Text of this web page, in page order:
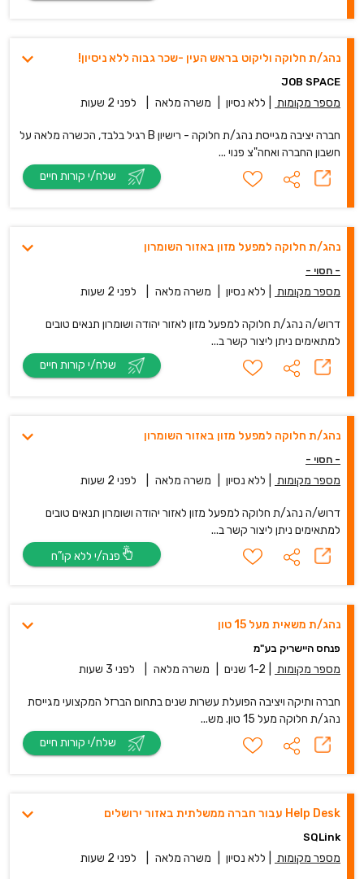
נהג/ת חלוקה וליקוט בראש העין -שכר גבוה ללא ניסיון!
JOB SPACE
מספר מקומות ללא נסיון משרה מלאה לפני 2 שעות
חברה יציבה מגייסת נהג/ת חלוקה - רישיון B רגיל בלבד, הכשרה מלאה על
חשבון החברה ואחה"צ פנוי ...
נהג/ת חלוקה למפעל מזון באזור השומרון
- חסוי -
מספר מקומות ללא נסיון משרה מלאה לפני 2 שעות
דרוש/ה נהג/ת חלוקה למפעל מזון לאזור יהודה ושומרון תנאים טובים
למתאימים ניתן ליצור קשר ב...
נהג/ת חלוקה למפעל מזון באזור השומרון
- חסוי -
מספר מקומות ללא נסיון משרה מלאה לפני 2 שעות
דרוש/ה נהג/ת חלוקה למפעל מזון לאזור יהודה ושומרון תנאים טובים
למתאימים ניתן ליצור קשר ב...
נהג/ת משאית מעל 15 טון
פנחס היישריק בע"מ
מספר מקומות 1-2 שנים משרה מלאה לפני 3 שעות
חברה ותיקה ויציבה הפועלת עשרות שנים בתחום הברזל המקצועי מגייסת
נהג/ת חלוקה מעל 15 טון. מש...
Help Desk עבור חברה ממשלתית באזור ירושלים
SQLink
מספר מקומות ללא נסיון משרה מלאה לפני 2 שעות